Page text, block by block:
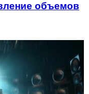
объемов